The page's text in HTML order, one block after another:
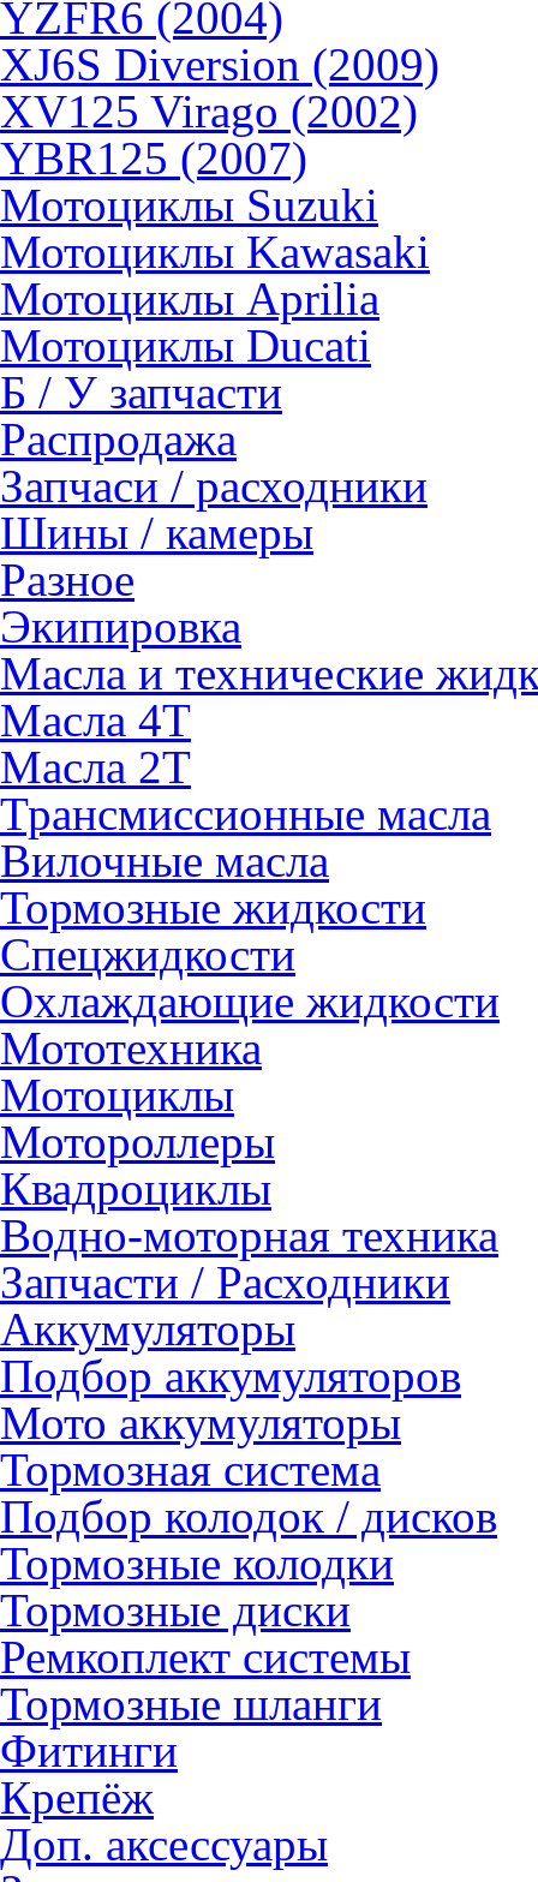
YZFR6 (2004)
XJ6S Diversion (2009)
XV125 Virago (2002)
YBR125 (2007)
Мотоциклы Suzuki
Мотоциклы Kawasaki
Мотоциклы Aprilia
Мотоциклы Ducati
Б / У запчасти
Распродажа
Запчаси / расходники
Шины / камеры
Разное
Экипировка
Масла и технические
Масла 4Т
Масла 2Т
Трансмиссионные масла
Вилочные масла
Тормозные жидкости
Спецжидкости
Охлаждающие жидкости
Мототехника
Мотоциклы
Мотороллеры
Квадроциклы
Водно-моторная техника
Запчасти / Расходники
Аккумуляторы
Подбор аккумуляторов
Мото аккумуляторы
Тормозная система
Подбор колодок / дисков
Тормозные колодки
Тормозные диски
Ремкоплект системы
Тормозные шланги
Фитинги
Крепёж
Доп. аксессуары